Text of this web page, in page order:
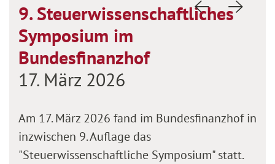
Vorherige
9. Steuerwissenschaftliches
Symposium im
Bundesfinanzhof
17. März 2026
Am 17. März 2026 fand im Bundesfinanzhof in
inzwischen 9. Auflage das
"Steuerwissenschaftliche Symposium" statt.